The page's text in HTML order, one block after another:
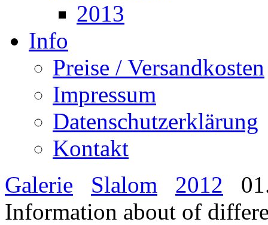
2013
Info
Preise / Versandkosten
Impressum
Datenschutzerklärung
Kontakt
Galerie
Slalom 2012
Information about of